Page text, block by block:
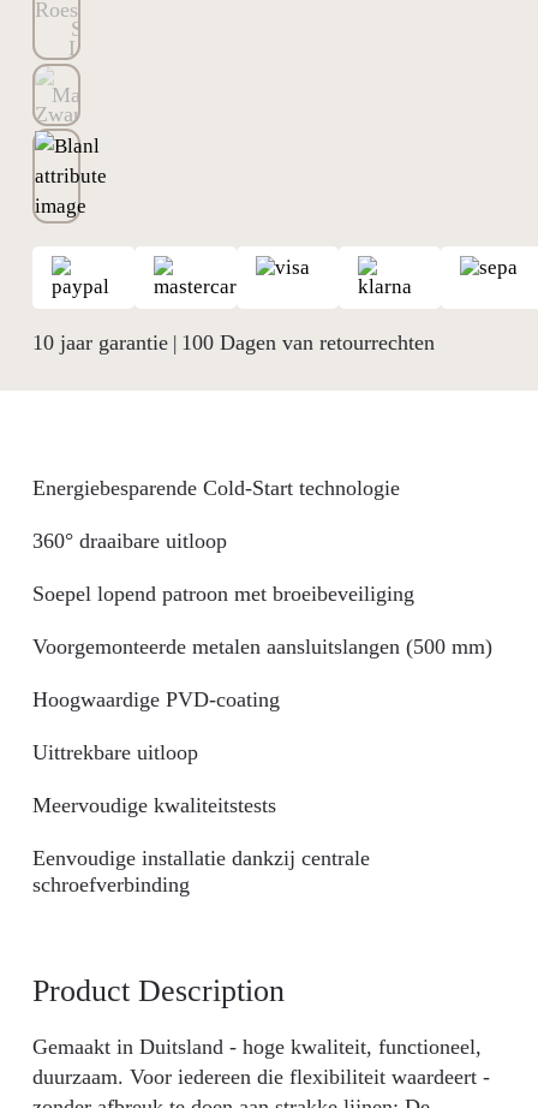
10 jaar garantie| 100 Dagen van retourrechten
Product Description
Gemaakt in Duitsland - hoge kwaliteit, functioneel,
duurzaam. Voor iedereen die flexibiliteit waardeert -
Energiebesparende Cold-Start technologie
360° draaibare uitloop
Soepel lopend patroon met broeibeveiliging
Voorgemonteerde metalen aansluitslangen (500 mm)
Hoogwaardige PVD-coating
Uittrekbare uitloop
Meervoudige kwaliteitstests
Eenvoudige installatie dankzij centrale
schroefverbinding